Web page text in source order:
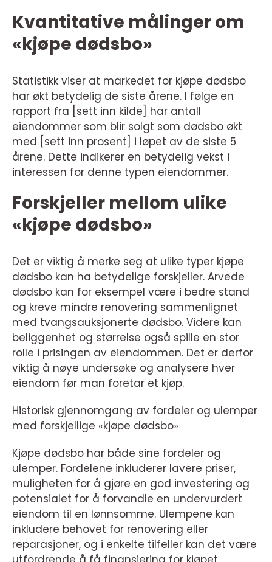
Kvantitative målinger om
«kjøpe dødsbo»
Statistikk viser at markedet for kjøpe dødsbo
har økt betydelig de siste årene. I følge en
rapport fra [sett inn kilde] har antall
eiendommer som blir solgt som dødsbo økt
med [sett inn prosent] i løpet av de siste 5
årene. Dette indikerer en betydelig vekst i
interessen for denne typen eiendommer.
Forskjeller mellom ulike
«kjøpe dødsbo»
Det er viktig å merke seg at ulike typer kjøpe
dødsbo kan ha betydelige forskjeller. Arvede
dødsbo kan for eksempel være i bedre stand
og kreve mindre renovering sammenlignet
med tvangsauksjonerte dødsbo. Videre kan
beliggenhet og størrelse også spille en stor
rolle i prisingen av eiendommen. Det er derfor
viktig å nøye undersøke og analysere hver
eiendom før man foretar et kjøp.
Historisk gjennomgang av fordeler og ulemper
med forskjellige «kjøpe dødsbo»
Kjøpe dødsbo har både sine fordeler og
ulemper. Fordelene inkluderer lavere priser,
muligheten for å gjøre en god investering og
potensialet for å forvandle en undervurdert
eiendom til en lønnsomme. Ulempene kan
inkludere behovet for renovering eller
reparasjoner, og i enkelte tilfeller kan det være